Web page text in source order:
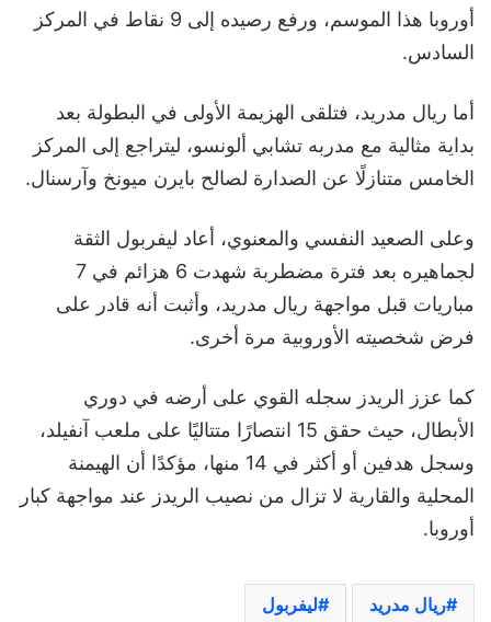
أوروبا هذا الموسم، ورفع رصيده إلى 9 نقاط في المركز
السادس.
أما ريال مدريد، فتلقى الهزيمة الأولى في البطولة بعد
بداية مثالية مع مدربه تشابي ألونسو، ليتراجع إلى المركز
الخامس متنازلًا عن الصدارة لصالح بايرن ميونخ وآرسنال.
وعلى الصعيد النفسي والمعنوي، أعاد ليفربول الثقة
لجماهيره بعد فترة مضطربة شهدت 6 هزائم في 7
مباريات قبل مواجهة ريال مدريد، وأثبت أنه قادر على
فرض شخصيته الأوروبية مرة أخرى.
كما عزز الريدز سجله القوي على أرضه في دوري
الأبطال، حيث حقق 15 انتصارًا متتاليًا على ملعب آنفيلد،
وسجل هدفين أو أكثر في 14 منها، مؤكدًا أن الهيمنة
المحلية والقارية لا تزال من نصيب الريدز عند مواجهة كبار
أوروبا.
ريال مدريد ليفربول